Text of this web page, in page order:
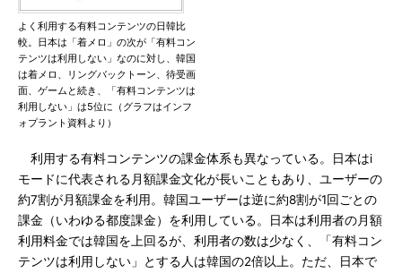
よく利用する有料コンテンツの日韓比
較。日本は「着メロ」の次が「有料コン
テンツは利用しない」なのに対し、韓国
は着メロ、リングバックトーン、待受画
面、ゲームと続き、「有料コンテンツは
利用しない」は5位に（グラフはインフ
ォプラント資料より）
利用する有料コンテンツの課金体系も異なっている。日本はi
モードに代表される月額課金文化が長いこともあり、ユーザーの
約7割が月額課金を利用。韓国ユーザーは逆に約8割が1回ごとの
課金（いわゆる都度課金）を利用している。日本は利用者の月額
利用料金では韓国を上回るが、利用者の数は少なく、「有料コン
テンツは利用しない」とする人は韓国の2倍以上。ただ、日本で